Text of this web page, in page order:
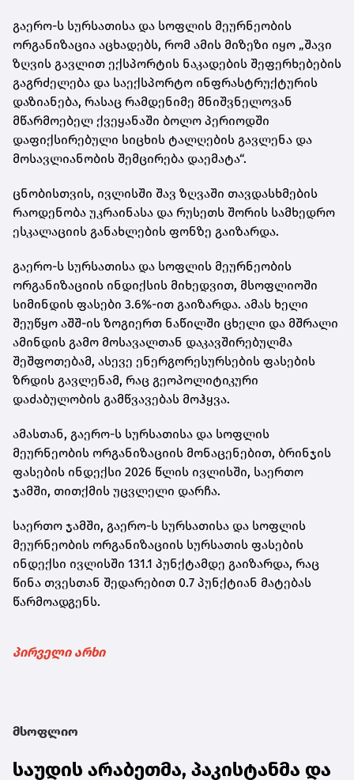
გაერო-ს სურსათისა და სოფლის მეურნეობის
ორგანიზაცია აცხადებს, რომ ამის მიზეზი იყო „შავი
ზღვის გავლით ექსპორტის ნაკადების შეფერხებების
გაგრძელება და საექსპორტო ინფრასტრუქტურის
დაზიანება, რასაც რამდენიმე მნიშვნელოვან
მწარმოებელ ქვეყანაში ბოლო პერიოდში
დაფიქსირებული სიცხის ტალღების გავლენა და
მოსავლიანობის შემცირება დაემატა“.
ცნობისთვის, ივლისში შავ ზღვაში თავდასხმების
რაოდენობა უკრაინასა და რუსეთს შორის სამხედრო
ესკალაციის განახლების ფონზე გაიზარდა.
გაერო-ს სურსათისა და სოფლის მეურნეობის
ორგანიზაციის ინდიქსის მიხედვით, მსოფლიოში
სიმინდის ფასები 3.6%-ით გაიზარდა. ამას ხელი
შეუწყო აშშ-ის ზოგიერთ ნაწილში ცხელი და მშრალი
ამინდის გამო მოსავალთან დაკავშირებულმა
შეშფოთებამ, ასევე ენერგორესურსების ფასების
ზრდის გავლენამ, რაც გეოპოლიტიკური
დაძაბულობის გამწვავებას მოჰყვა.
ამასთან, გაერო-ს სურსათისა და სოფლის
მეურნეობის ორგანიზაციის მონაცენებით, ბრინჯის
ფასების ინდექსი 2026 წლის ივლისში, საერთო
ჯამში, თითქმის უცვლელი დარჩა.
საერთო ჯამში, გაერო-ს სურსათისა და სოფლის
მეურნეობის ორგანიზაციის სურსათის ფასების
ინდექსი ივლისში 131.1 პუნქტამდე გაიზარდა, რაც
წინა თვესთან შედარებით 0.7 პუნქტიან მატებას
წარმოადგენს.
პირველი არხი
მსოფლიო
საუდის არაბეთმა, პაკისტანმა და